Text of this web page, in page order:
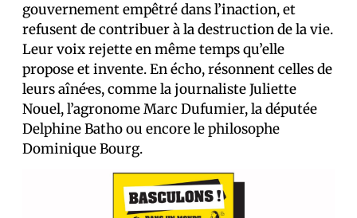
gouvernement empêtré dans l’inaction, et
refusent de contribuer à la destruction de la vie.
Leur voix rejette en même temps qu’elle
propose et invente. En écho, résonnent celles de
leurs aîné·es, comme la journaliste Juliette
Nouel, l’agronome Marc Dufumier, la députée
Delphine Batho ou encore le philosophe
Dominique Bourg.